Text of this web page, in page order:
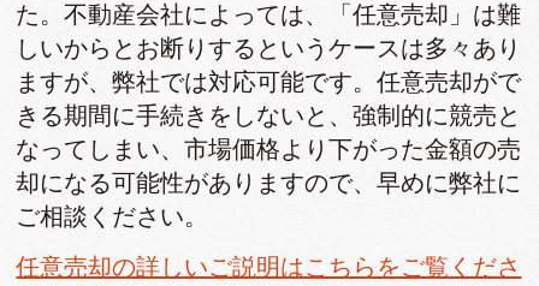
た。不動産会社によっては、「任意売却」は難
しいからとお断りするというケースは多々あり
ますが、弊社では対応可能です。任意売却がで
きる期間に手続きをしないと、強制的に競売と
なってしまい、市場価格より下がった金額の売
却になる可能性がありますので、早めに弊社に
ご相談ください。
任意売却の詳しいご説明はこちらをご覧くださ